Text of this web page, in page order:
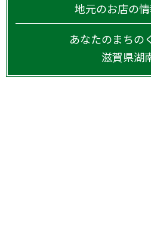
地元のお店の情
あなたのまちの
滋賀県湖